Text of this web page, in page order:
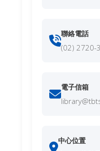
聯絡電話
(02) 2720-
電子信箱
中心位置